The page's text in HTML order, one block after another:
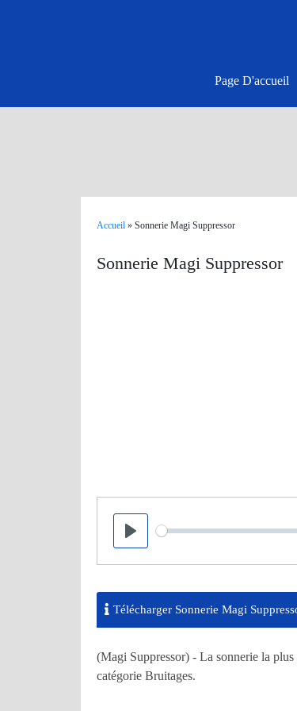
Page D'accueil
Accueil » Sonnerie Magi Suppressor
Sonnerie Magi Suppressor
Play
Seek
Télécharger Sonnerie Magi
(Magi Suppressor) - La sonnerie la
catégorie Bruitages.